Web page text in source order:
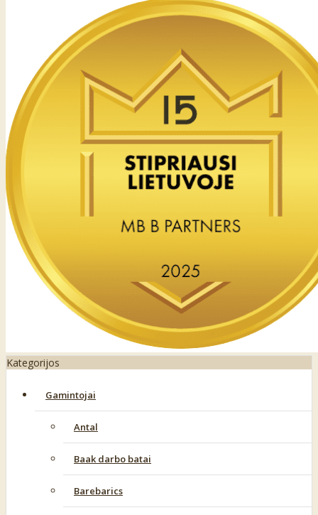
Kategorijos
Gamintojai
Antal
Baak darbo batai
Barebarics